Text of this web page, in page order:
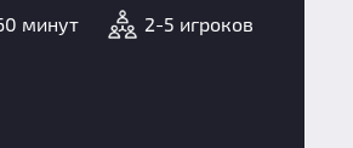
минут 2-5 игроков